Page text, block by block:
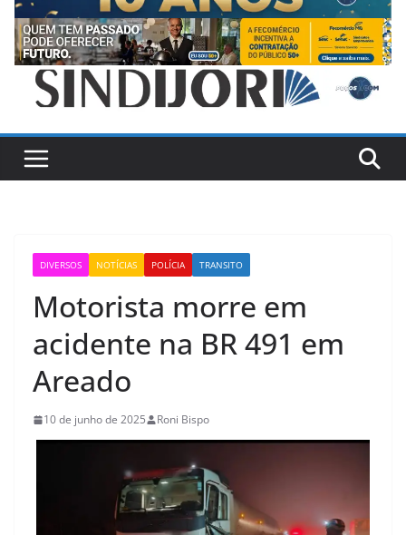
DIVERSOS NOTÍCIAS POLÍCIA TRANSITO
Motorista morre em
acidente na BR 491 em
Areado
10 de junho de 2025 Roni Bispo